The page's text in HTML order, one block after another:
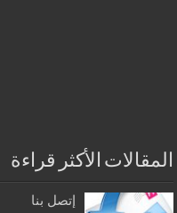
المقالات الأكثر قراءة
إتصل بنا